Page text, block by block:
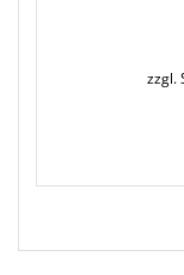
zzgl.